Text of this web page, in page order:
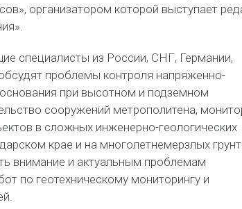
организатором которой выступает
специалисты из России, СНГ, Германии,
проблемы контроля напряженно-
при высотном и подземном
сооружений метрополитена,
в сложных инженерно-геологических
крае и на многолетнемерзлых
внимание и актуальным проблемам
по геотехническому мониторингу и